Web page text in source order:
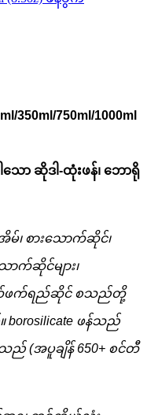
350ml/750ml/1000ml
သော ဆိုဒါ-ထုံးဖန်၊ ဘောရို
၊ စားသောက်ဆိုင်၊
ာက်ဆိုင်များ၊
လက်ဖက်ရည်ဆိုင် စသည်တို့
ဖန်သည်
ည် (အပူချိန် 650+ စင်တီ